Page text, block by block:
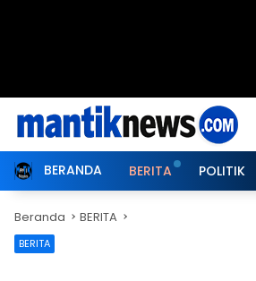
BERANDA BERITA POLITIK
Beranda BERITA
BERITA